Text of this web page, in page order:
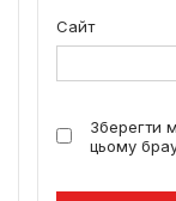
Сайт
Зберегти
цьому